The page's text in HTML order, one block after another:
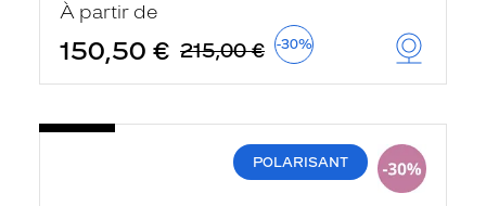
À partir de
150,50 € 215,00 € -30%
POLARISANT